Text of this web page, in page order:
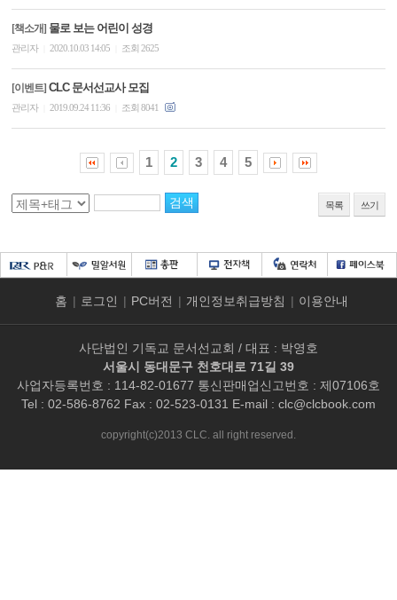
[책소개] 물로 보는 어린이 성경
관리자 2020.10.03 14:05 조회 2625
[이벤트] CLC 문서선교사 모집
관리자 2019.09.24 11:36 조회 8041
1 2 3 4 5
목록 쓰기
홈 | 로그인 | PC버전 | 개인정보취급방침 | 이용안내
사단법인 기독교 문서선교회 / 대표 : 박영호
서울시 동대문구 천호대로 71길 39
사업자등록번호 : 114-82-01677 통신판매업신고번호 : 제07106호
Tel : 02-586-8762 Fax : 02-523-0131 E-mail : clc@clcbook.com
copyright(c)2013 CLC. all right reserved.